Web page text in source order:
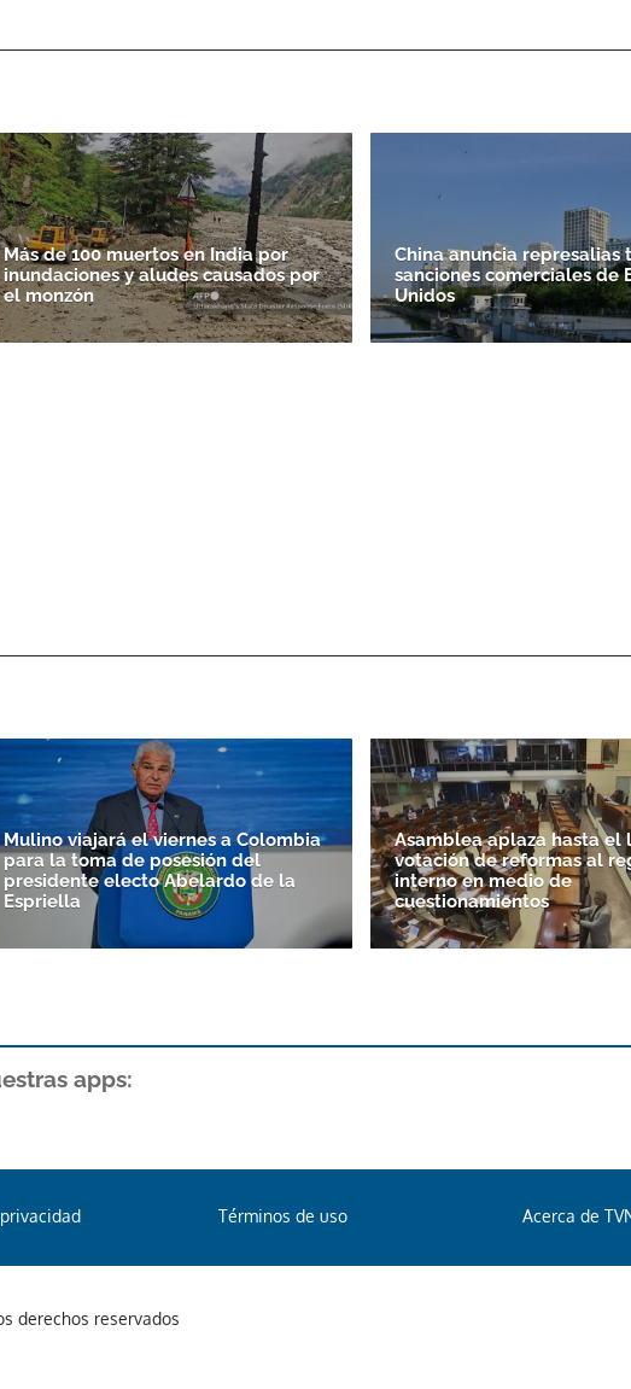
Más de 100 muertos en India por
inundaciones y aludes causados por
el monzón
China anuncia represalias
sanciones comerciales de
Unidos
Mulino viajará el viernes a Colombia
para la toma de posesión del
presidente electo Abelardo de la
Espriella
Asamblea aplaza hasta el
votación de reformas al
interno en medio de
cuestionamientos
apps:
Términos de uso Acerca de
derechos reservados